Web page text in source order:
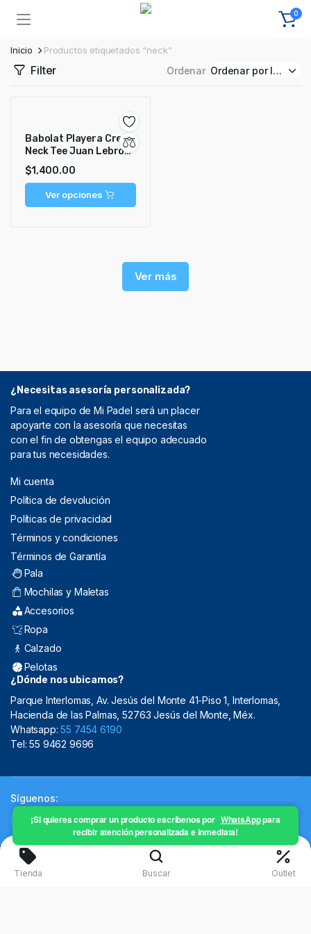
0
Inicio Productos etiquetados “neck”
Filter Ordenar
Babolat Playera Crew
Neck Tee Juan Lebrón
2025
$1,400.00
Ver opciones
Ver más
¿Necesitas asesoría personalizada?
Para el equipo de Mi Padel será un placer
apoyarte con la asesoría que necesitas
con el fin de obtengas el equipo adecuado
para tus necesidades.
Mi cuenta
Política de devolución
Políticas de privacidad
Términos y condiciones
Términos de Garantía
Pala
Mochilas y Maletas
Accesorios
Ropa
Calzado
Pelotas
¿Dónde nos ubicamos?
Parque Interlomas, Av. Jesús del Monte 41-Piso 1, Interlomas,
Hacienda de las Palmas, 52763 Jesús del Monte, Méx.
Whatsapp:55 7454 6190
Tel: 55 9462 9696
Síguenos:
Copyright 2024 © Mistral Sporting Goods 2024
¡Si quieres comprar un producto escríbenos por WhatsApppara
recibir atención personalizada e inmediata!
Tienda Buscar Outlet